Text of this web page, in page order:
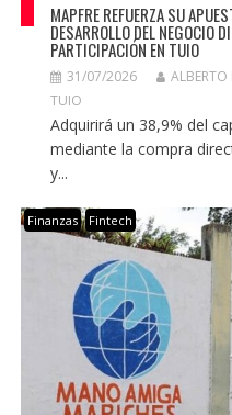
MAPFRE REFUERZA SU
DESARROLLO DEL NEGOCIO
PARTICIPACIÓN EN TUIO
31/07/2026
TUIO
Adquirirá un 38,9% del
mediante la compra
y...
Finanzas Fintech